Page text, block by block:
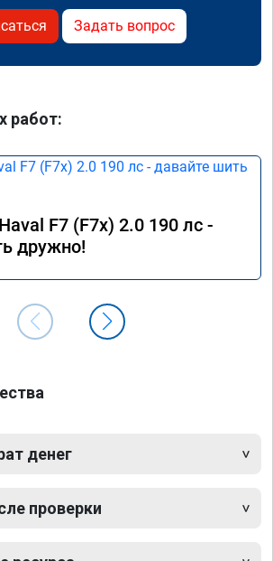
Задать вопрос
работ:
F7 (F7x) 2.0 190 лс -
дружно!
денег
проверки